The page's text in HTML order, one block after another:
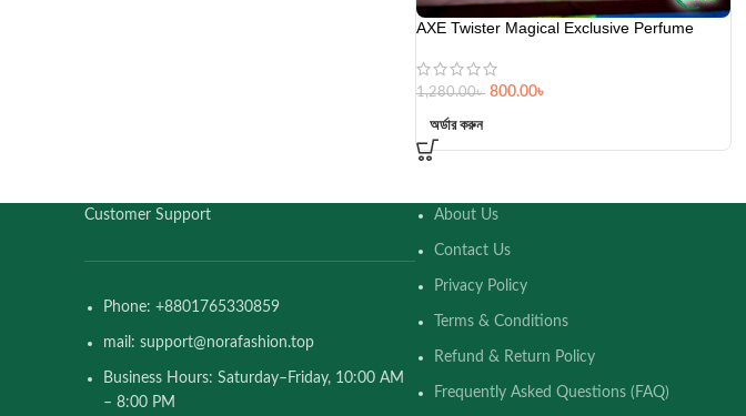
AXE Twister Magical Exclusive Perfume
1,280.00৳ 800.00৳
অর্ডার করুন
Customer Support
Phone: +8801765330859
mail: support@norafashion.top
Business Hours: Saturday–Friday, 10:00 AM
– 8:00 PM
About Us
Contact Us
Privacy Policy
Terms & Conditions
Refund & Return Policy
Frequently Asked Questions (FAQ)